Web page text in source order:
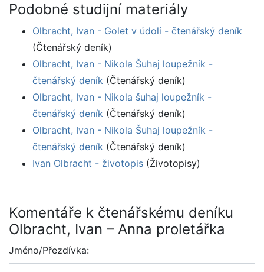
Podobné studijní materiály
Olbracht, Ivan - Golet v údolí - čtenářský deník
(Čtenářský deník)
Olbracht, Ivan - Nikola Šuhaj loupežník -
čtenářský deník (Čtenářský deník)
Olbracht, Ivan - Nikola šuhaj loupežník -
čtenářský deník (Čtenářský deník)
Olbracht, Ivan - Nikola Šuhaj loupežník -
čtenářský deník (Čtenářský deník)
Ivan Olbracht - životopis (Životopisy)
Komentáře k čtenářskému deníku
Olbracht, Ivan – Anna proletářka
Jméno/Přezdívka: